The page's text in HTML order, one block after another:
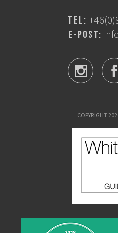
Tel:
E-post:
COPYRIGHT